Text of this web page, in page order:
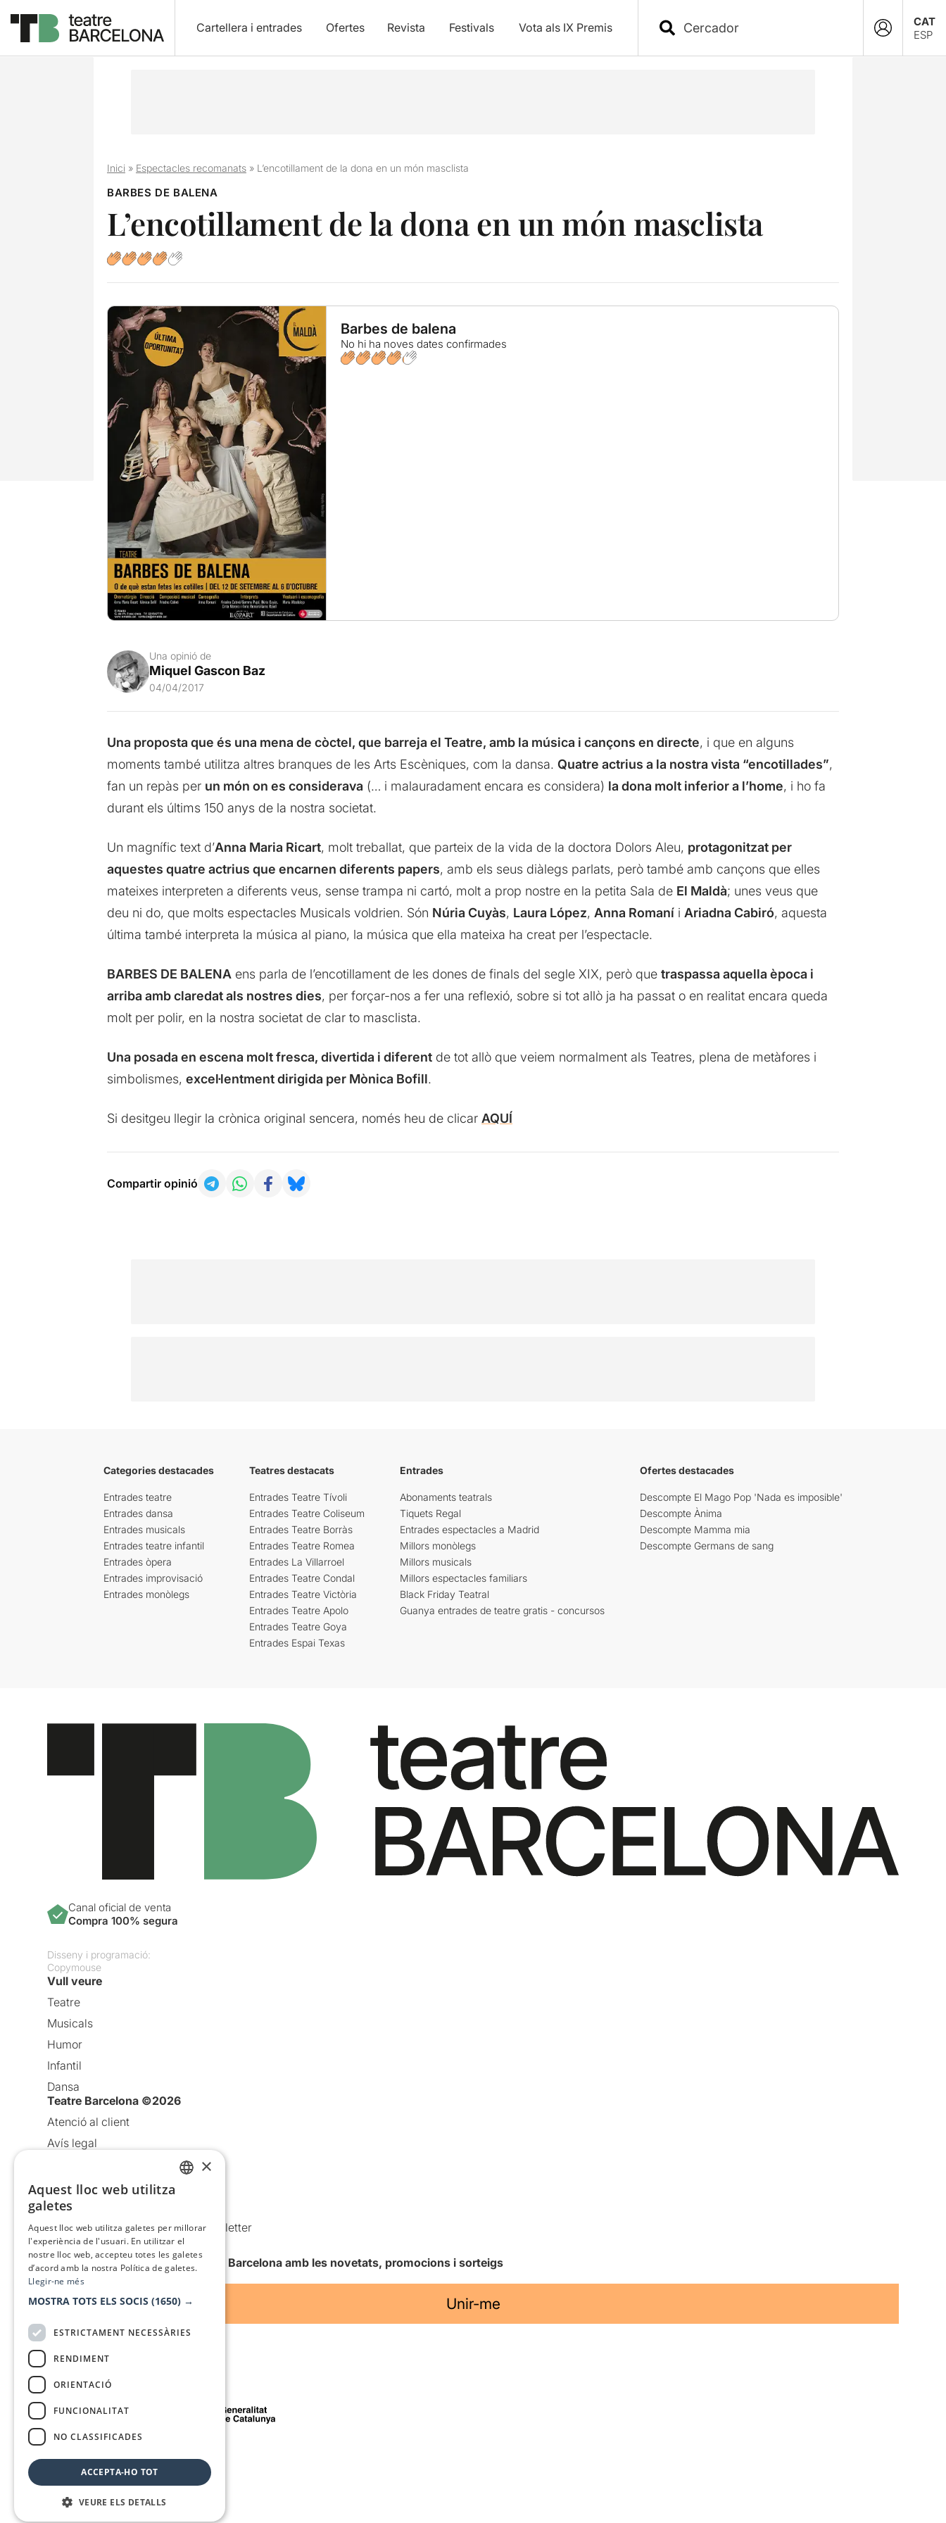
Cartellera i entrades Ofertes Revista Festivals Vota als IX Premis
CAT
ESP
Inici» Espectacles recomanats» L’encotillament de la dona en un món masclista
BARBES DE BALENA
L’encotillament de la dona en un món masclista
Barbes de balena
No hi ha noves dates confirmades
Una opinió de
Miquel Gascon Baz
04/04/2017
Una proposta que és una mena de còctel, que barreja el Teatre, amb la música i cançons en directe, i que en alguns
moments també utilitza altres branques de les Arts Escèniques, com la dansa. Quatre actrius a la nostra vista “encotillades”,
fan un repàs per un món on es considerava (… i malauradament encara es considera) la dona molt inferior a l’home, i ho fa
durant els últims 150 anys de la nostra societat.
Un magnífic text d’Anna Maria Ricart, molt treballat, que parteix de la vida de la doctora Dolors Aleu, protagonitzat per
aquestes quatre actrius que encarnen diferents papers, amb els seus diàlegs parlats, però també amb cançons que elles
mateixes interpreten a diferents veus, sense trampa ni cartó, molt a prop nostre en la petita Sala de El Maldà; unes veus que
deu ni do, que molts espectacles Musicals voldrien. Són Núria Cuyàs, Laura López, Anna Romaníi Ariadna Cabiró, aquesta
última també interpreta la música al piano, la música que ella mateixa ha creat per l’espectacle.
BARBES DE BALENA ens parla de l’encotillament de les dones de finals del segle XIX, però que traspassa aquella època i
arriba amb claredat als nostres dies, per forçar-nos a fer una reflexió, sobre si tot allò ja ha passat o en realitat encara queda
molt per polir, en la nostra societat de clar to masclista.
Una posada en escena molt fresca, divertida i diferentde tot allò que veiem normalment als Teatres, plena de metàfores i
simbolismes, excel·lentment dirigida per Mònica Bofill.
Si desitgeu llegir la crònica original sencera, només heu de clicar AQUÍ
Compartir opinió
Categories destacades
Entrades teatre
Entrades dansa
Entrades musicals
Entrades teatre infantil
Entrades òpera
Entrades improvisació
Entrades monòlegs
Teatres destacats
Entrades Teatre Tívoli
Entrades Teatre Coliseum
Entrades Teatre Borràs
Entrades Teatre Romea
Entrades La Villarroel
Entrades Teatre Condal
Entrades Teatre Victòria
Entrades Teatre Apolo
Entrades Teatre Goya
Entrades Espai Texas
Entrades
Abonaments teatrals
Tiquets Regal
Entrades espectacles a Madrid
Millors monòlegs
Millors musicals
Millors espectacles familiars
Black Friday Teatral
Guanya entrades de teatre gratis - concursos
Ofertes destacades
Descompte El Mago Pop 'Nada es imposible'
Descompte Ànima
Descompte Mamma mia
Descompte Germans de sang
Canal oficial de venta
Compra 100% segura
Disseny i programació:
Copymouse
Vull veure
Teatre
Musicals
Humor
Infantil
Dansa
Teatre Barcelona ©2026
Atenció al client
Avís legal
Política de cookies
Condicions d’ús
Comunicacions comercials i Newsletter
Anuncia’t
Vull rebre la newsletter de Teatre Barcelona amb les novetats, promocions i sorteigs
Unir-me
Amb el suport de
×
Aquest lloc web utilitza
galetes
Aquest lloc web utilitza galetes per millorar
l'experiència de l'usuari. En utilitzar el
nostre lloc web, accepteu totes les galetes
d’acord amb la nostra Política de galetes.
Llegir-ne més
MOSTRA TOTS ELS SOCIS (1650) →
ESTRICTAMENT NECESSÀRIES
RENDIMENT
ORIENTACIÓ
FUNCIONALITAT
NO CLASSIFICADES
ACCEPTA-HO TOT
VEURE ELS DETALLS